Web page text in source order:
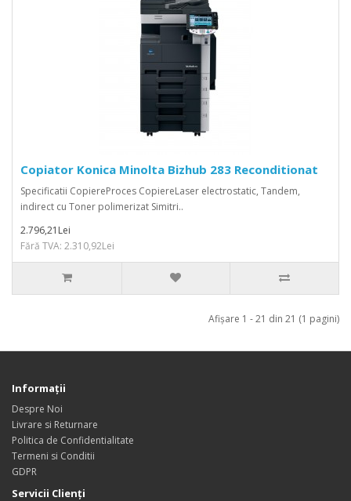
Copiator Konica Minolta Bizhub 283 Reconditionat
Specificatii CopiereProces CopiereLaser electrostatic, Tandem,
indirect cu Toner polimerizat Simitri..
2.796,21Lei
Fără TVA: 2.310,92Lei
Afişare 1 - 21 din 21 (1 pagini)
Informaţii
Despre Noi
Livrare si Returnare
Politica de Confidentialitate
Termeni si Conditii
GDPR
Servicii Clienţi